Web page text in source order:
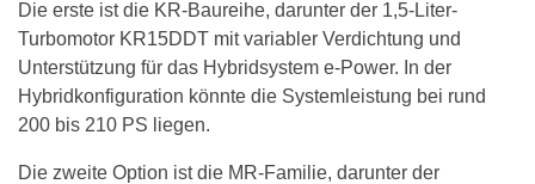
Die erste ist die KR-Baureihe, darunter der 1,5-Liter-
Turbomotor KR15DDT mit variabler Verdichtung und
Unterstützung für das Hybridsystem e-Power. In der
Hybridkonfiguration könnte die Systemleistung bei rund
200 bis 210 PS liegen.
Die zweite Option ist die MR-Familie, darunter der